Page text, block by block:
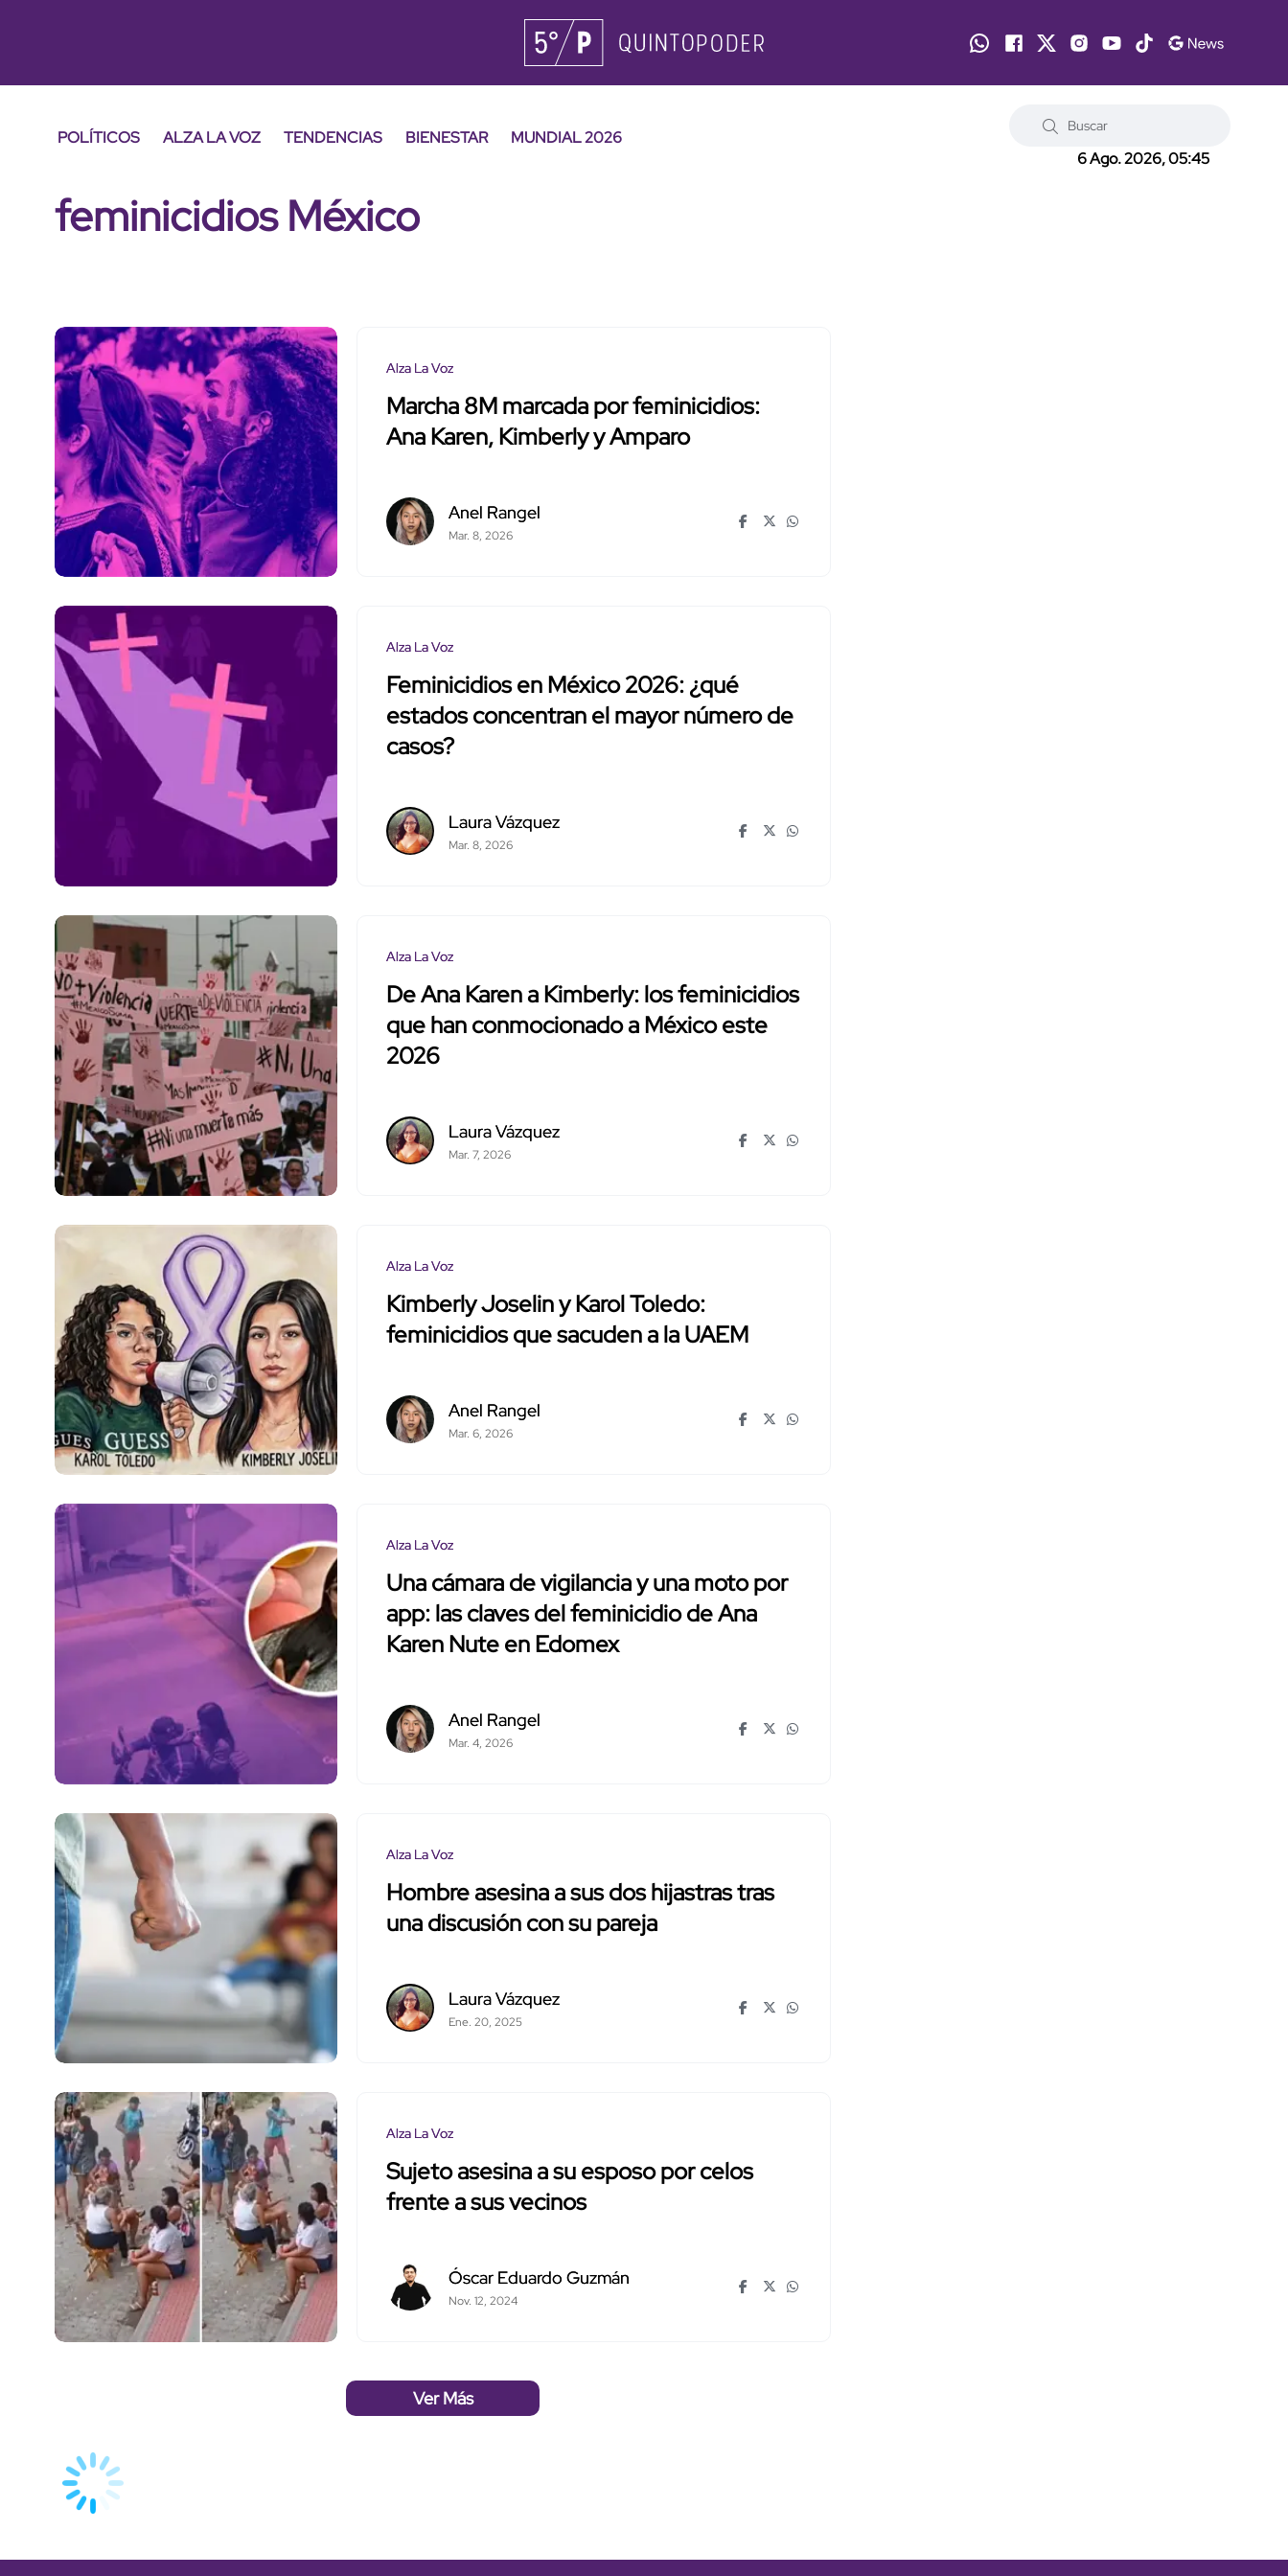
POLÍTICOS ALZA LA VOZ TENDENCIAS BIENESTAR
MUNDIAL 2026
6 Ago. 2026, 05:45
feminicidios México
Alza La Voz
Marcha 8M marcada por feminicidios:
Ana Karen, Kimberly y Amparo
Anel Rangel
Mar. 8, 2026
Alza La Voz
Feminicidios en México 2026: ¿qué
estados concentran el mayor número de
casos?
Laura Vázquez
Mar. 8, 2026
Alza La Voz
De Ana Karen a Kimberly: los feminicidios
que han conmocionado a México este
2026
Laura Vázquez
Mar. 7, 2026
Alza La Voz
Kimberly Joselin y Karol Toledo:
feminicidios que sacuden a la UAEM
Anel Rangel
Mar. 6, 2026
Alza La Voz
Una cámara de vigilancia y una moto por
app: las claves del feminicidio de Ana
Karen Nute en Edomex
Anel Rangel
Mar. 4, 2026
Alza La Voz
Hombre asesina a sus dos hijastras tras
una discusión con su pareja
Laura Vázquez
Ene. 20, 2025
Alza La Voz
Sujeto asesina a su esposo por celos
frente a sus vecinos
Óscar Eduardo Guzmán
Nov. 12, 2024
Ver Más